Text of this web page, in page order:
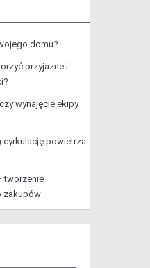
domu?
przyjazne i
wynajęcie ekipy
powietrza
tworzenie
zakupów